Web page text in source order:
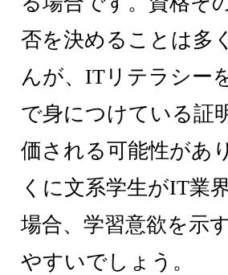
否を決めることは多
んが、ITリテラシー
で身につけている証
価される可能性があ
くに文系学生がIT業
場合、学習意欲を示
やすいでしょう。